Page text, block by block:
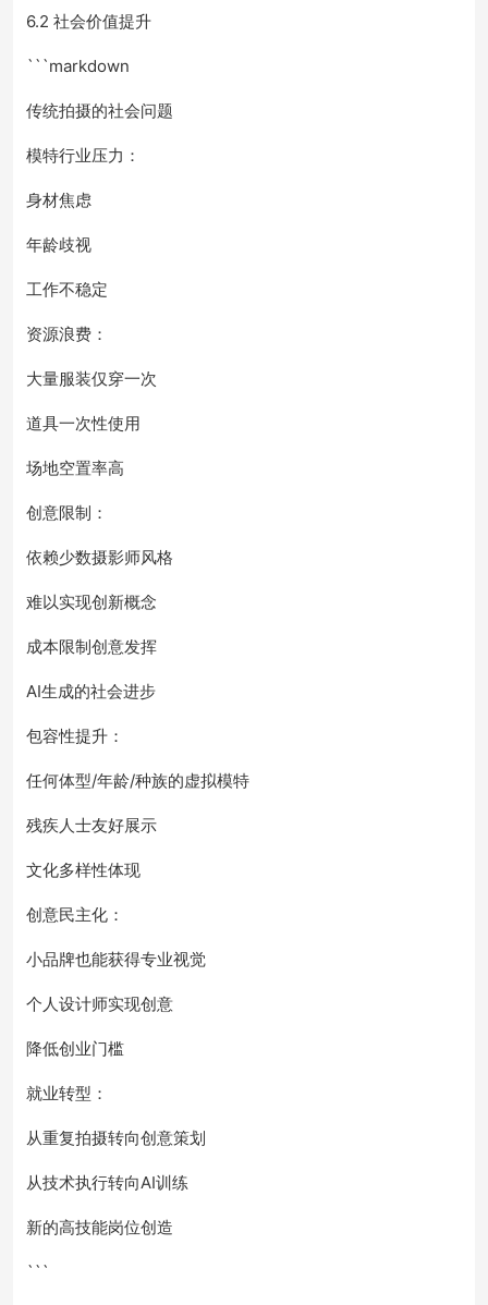
6.2 社会价值提升
```markdown
传统拍摄的社会问题
模特行业压力：
身材焦虑
年龄歧视
工作不稳定
资源浪费：
大量服装仅穿一次
道具一次性使用
场地空置率高
创意限制：
依赖少数摄影师风格
难以实现创新概念
成本限制创意发挥
AI生成的社会进步
包容性提升：
任何体型/年龄/种族的虚拟模特
残疾人士友好展示
文化多样性体现
创意民主化：
小品牌也能获得专业视觉
个人设计师实现创意
降低创业门槛
就业转型：
从重复拍摄转向创意策划
从技术执行转向AI训练
新的高技能岗位创造
```